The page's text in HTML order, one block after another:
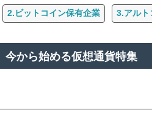
2.ビットコイン保有企業 3.アルト
今から始める仮想通貨特集